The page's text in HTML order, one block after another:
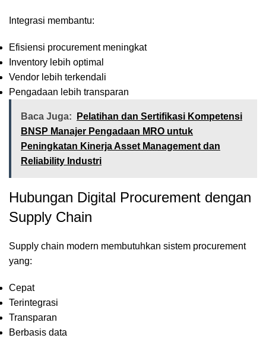
Integrasi membantu:
Efisiensi procurement meningkat
Inventory lebih optimal
Vendor lebih terkendali
Pengadaan lebih transparan
Baca Juga:
Pelatihan dan Sertifikasi Kompetensi
BNSP Manajer Pengadaan MRO untuk
Peningkatan Kinerja Asset Management dan
Reliability Industri
Hubungan Digital Procurement dengan
Supply Chain
Supply chain modern membutuhkan sistem procurement
yang:
Cepat
Terintegrasi
Transparan
Berbasis data